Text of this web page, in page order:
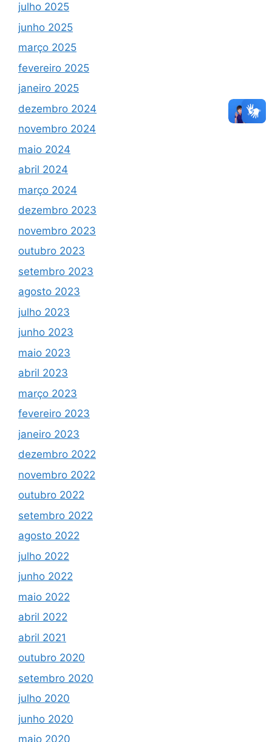
julho 2025
junho 2025
março 2025
fevereiro 2025
janeiro 2025
dezembro 2024
novembro 2024
maio 2024
abril 2024
março 2024
dezembro 2023
novembro 2023
outubro 2023
setembro 2023
agosto 2023
julho 2023
junho 2023
maio 2023
abril 2023
março 2023
fevereiro 2023
janeiro 2023
dezembro 2022
novembro 2022
outubro 2022
setembro 2022
agosto 2022
julho 2022
junho 2022
maio 2022
abril 2022
abril 2021
outubro 2020
setembro 2020
julho 2020
junho 2020
maio 2020